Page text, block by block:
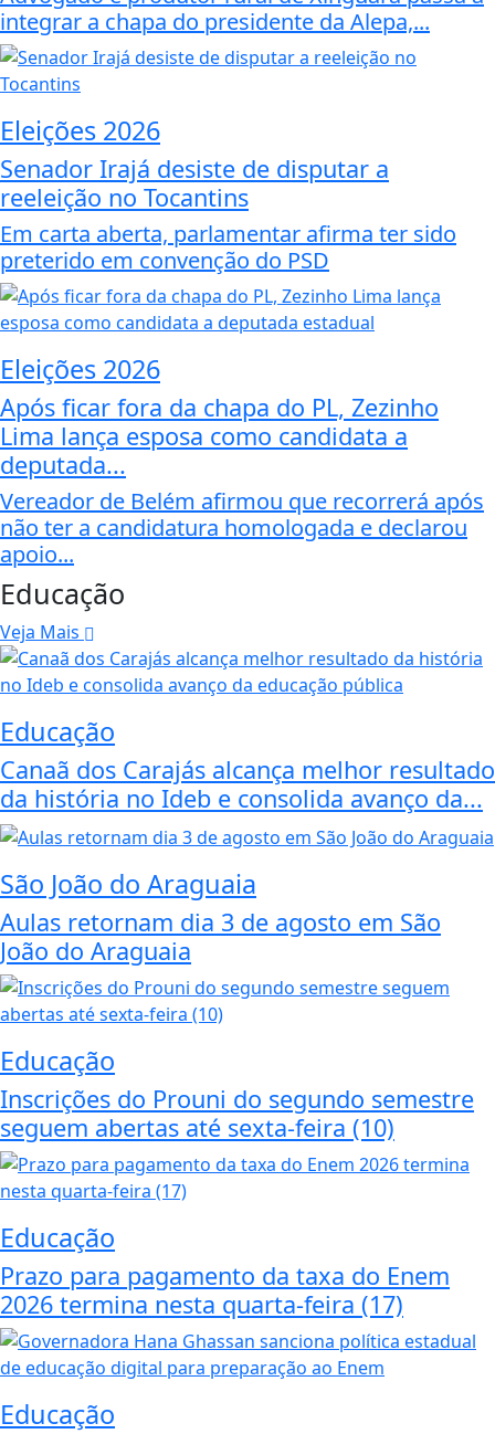
integrar a chapa do presidente da Alepa,...
Eleições 2026
Senador Irajá desiste de disputar a
reeleição no Tocantins
Em carta aberta, parlamentar afirma ter sido
preterido em convenção do PSD
Eleições 2026
Após ficar fora da chapa do PL, Zezinho
Lima lança esposa como candidata a
deputada...
Vereador de Belém afirmou que recorrerá após
não ter a candidatura homologada e declarou
apoio...
Educação
Veja Mais
Educação
Canaã dos Carajás alcança melhor resultado
da história no Ideb e consolida avanço da...
São João do Araguaia
Aulas retornam dia 3 de agosto em São
João do Araguaia
Educação
Inscrições do Prouni do segundo semestre
seguem abertas até sexta-feira (10)
Educação
Prazo para pagamento da taxa do Enem
2026 termina nesta quarta-feira (17)
Educação